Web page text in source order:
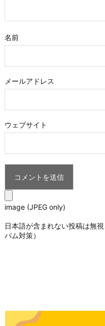
名前
メールアドレス
ウェブサイト
image (JPEG only)
日本語が含まれない投稿は無
パム対策）